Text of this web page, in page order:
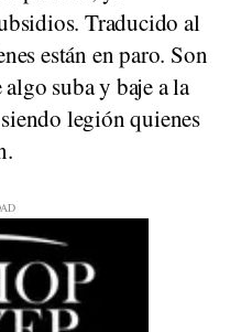
Traducido al
están en paro. Son
suba y baje a la
legión quienes